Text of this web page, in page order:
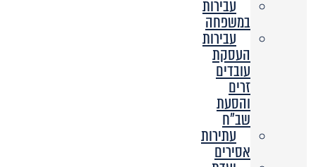
עבירות
במשפחה
עבירות
העסקת
עובדים
זרים
והסעת
שב”ח
עתירות
אסירים